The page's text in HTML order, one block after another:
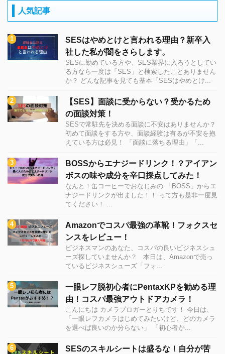
人気記事
SESはやめとけと言われる理由？新卒入
社した私が闇をさらします。
SESに勤めている方や、SES業界に入ろうとしてい
る方なら一度は「SES」と検索したことありません
か？ どんな記事を見ても基本「SESはやめとけ...
【SES】面談に受からない？受かるため
の面談対策！
SESで常駐先を決める面談に不安はありませんか？
初めて面談をする方や、面談経験は有るが不安を抱
えている方は必見！ 「面談に落ちる理由」「...
BOSSからエナジードリンク！？アイアン
ボスの味や成分を辛口採点してみた！
なんと！缶コーヒーでおなじみの 「BOSS」からエ
ナジードリンクが出ました！！ って方も是非一度見
てください！ ...
Amazonでコスパ最強の革靴！フォクスセ
ンスをレビュー！
ビジネスマンのあなた、コスパの良いビジネスシュ
ーズ探していませんか？ 本日は、Amazonで売っ
ているビジネスシューズ「フォ...
一眼レフ脱初心者にPentaxKPを勧める理
由！コスパ最強アウトドアカメラ！
こんにちは カメラブロガーとりちです！ 今日は、
「一眼レフカメラはじめてみたいけど、どのカメラ
を選べば良いのか分らない」 「初心者か...
SESのスキルシートは盛るな！自分が苦